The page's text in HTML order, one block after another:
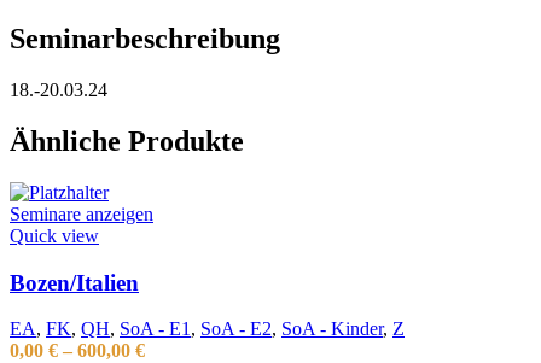
Seminarbeschreibung
18.-20.03.24
Ähnliche Produkte
Seminare anzeigen
Quick view
Bozen/Italien
EA, FK, QH, SoA - E1, SoA - E2, SoA - Kinder, Z
0,00 € – 600,00 €